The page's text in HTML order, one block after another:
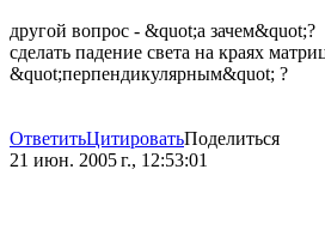
другой вопрос - &quot;а зачем&quot;?
сделать падение света на краях
&quot;перпендикулярным&quot; ?
ОтветитьЦитироватьПоделиться
21 июн. 2005 г., 12:53:01